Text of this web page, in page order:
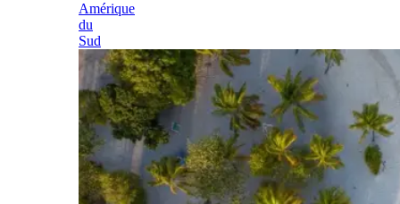
Amérique
du
Sud